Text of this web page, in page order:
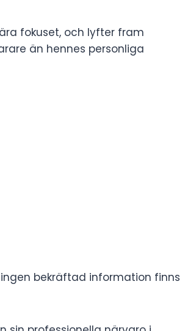
fokuset, och lyfter fram
än hennes personliga
bekräftad information finns